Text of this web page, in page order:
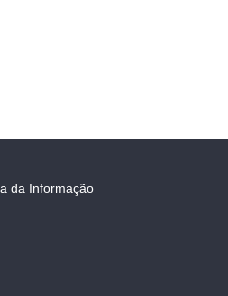
da Informação